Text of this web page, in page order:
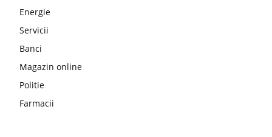
Energie
Servicii
Banci
Magazin online
Politie
Farmacii